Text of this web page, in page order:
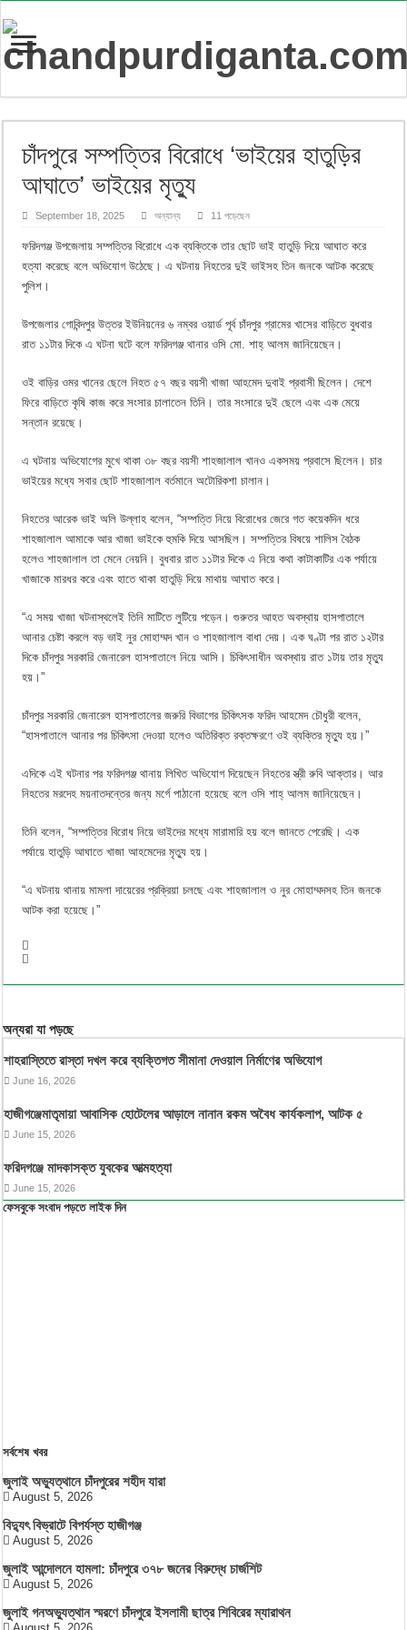
চাঁদপুরে সম্পত্তির বিরোধে ‘ভাইয়ের হাতুড়ির
আঘাতে’ ভাইয়ের মৃত্যু
September 18, 2025 অন্যান্য 11 পড়েছেন
ফরিদগঞ্জ উপজেলায় সম্পত্তির বিরোধে এক ব্যক্তিকে তার ছোট ভাই হাতুড়ি দিয়ে আঘাত করে
হত্যা করেছে বলে অভিযোগ উঠেছে। এ ঘটনায় নিহতের দুই ভাইসহ তিন জনকে আটক করেছে
পুলিশ।
উপজেলার গোবিন্দপুর উত্তর ইউনিয়নের ৬ নম্বর ওয়ার্ড পূর্ব চাঁদপুর গ্রামের খাসের বাড়িতে বুধবার
রাত ১১টার দিকে এ ঘটনা ঘটে বলে ফরিদগঞ্জ থানার ওসি মো. শাহ্ আলম জানিয়েছেন।
ওই বাড়ির ওমর খানের ছেলে নিহত ৫৭ বছর বয়সী খাজা আহমেদ দুবাই প্রবাসী ছিলেন। দেশে
ফিরে বাড়িতে কৃষি কাজ করে সংসার চালাতেন তিনি। তার সংসারে দুই ছেলে এবং এক মেয়ে
সন্তান রয়েছে।
এ ঘটনায় অভিযোগের মুখে থাকা ৩৮ বছর বয়সী শাহজালাল খানও একসময় প্রবাসে ছিলেন। চার
ভাইয়ের মধ্যে সবার ছোট শাহজালাল বর্তমানে অটোরিকশা চালান।
নিহতের আরেক ভাই অলি উল্লাহ বলেন, “সম্পত্তি নিয়ে বিরোধের জেরে গত কয়েকদিন ধরে
শাহজালাল আমাকে আর খাজা ভাইকে হুমকি দিয়ে আসছিল। সম্পত্তির বিষয়ে শালিস বৈঠক
হলেও শাহজালাল তা মেনে নেয়নি। বুধবার রাত ১১টার দিকে এ নিয়ে কথা কাটাকাটির এক পর্যায়ে
খাজাকে মারধর করে এবং হাতে থাকা হাতুড়ি দিয়ে মাথায় আঘাত করে।
“এ সময় খাজা ঘটনাস্থলেই তিনি মাটিতে লুটিয়ে পড়েন। গুরুতর আহত অবস্থায় হাসপাতালে
আনার চেষ্টা করলে বড় ভাই নুর মোহাম্মদ খান ও শাহজালাল বাধা দেয়। এক ঘণ্টা পর রাত ১২টার
দিকে চাঁদপুর সরকারি জেনারেল হাসপাতালে নিয়ে আসি। চিকিৎসাধীন অবস্থায় রাত ১টায় তার মৃত্যু
হয়।”
চাঁদপুর সরকারি জেনারেল হাসপাতালের জরুরি বিভাগের চিকিৎসক ফরিদ আহমেদ চৌধুরী বলেন,
“হাসপাতালে আনার পর চিকিৎসা দেওয়া হলেও অতিরিক্ত রক্তক্ষরণে ওই ব্যক্তির মৃত্যু হয়।”
এদিকে এই ঘটনার পর ফরিদগঞ্জ থানায় লিখিত অভিযোগ দিয়েছেন নিহতের স্ত্রী রুবি আক্তার। আর
নিহতের মরদেহ ময়নাতদন্তের জন্য মর্গে পাঠানো হয়েছে বলে ওসি শাহ্ আলম জানিয়েছেন।
তিনি বলেন, “সম্পত্তির বিরোধ নিয়ে ভাইদের মধ্যে মারামারি হয় বলে জানতে পেরেছি। এক
পর্যায়ে হাতুড়ি আঘাতে খাজা আহমেদের মৃত্যু হয়।
“এ ঘটনায় থানায় মামলা দায়েরের প্রক্রিয়া চলছে এবং শাহজালাল ও নুর মোহাম্মদসহ তিন জনকে
আটক করা হয়েছে।”
অন্যরা যা পড়ছে
শাহরাস্তিতে রাস্তা দখল করে ব্যক্তিগত সীমানা দেওয়াল নির্মাণের অভিযোগ
June 16, 2026
হাজীগঞ্জেমাতৃমায়া আবাসিক হোটেলের আড়ালে নানান রকম অবৈধ কার্যকলাপ, আটক ৫
June 15, 2026
ফরিদগঞ্জে মাদকাসক্ত যুবকের আত্মহত্যা
June 15, 2026
ফেসবুকে সংবাদ পড়তে লাইক দিন
সর্বশেষ খবর
জুলাই অভ্যুত্থানে চাঁদপুরের শহীদ যারা
August 5, 2026
বিদ্যুৎ বিভ্রাটে বিপর্যস্ত হাজীগঞ্জ
August 5, 2026
জুলাই আন্দোলনে হামলা: চাঁদপুরে ৩৭৮ জনের বিরুদ্ধে চার্জশিট
August 5, 2026
জুলাই গনঅভ্যুত্থান স্মরণে চাঁদপুরে ইসলামী ছাত্র শিবিরের ম্যারাথন